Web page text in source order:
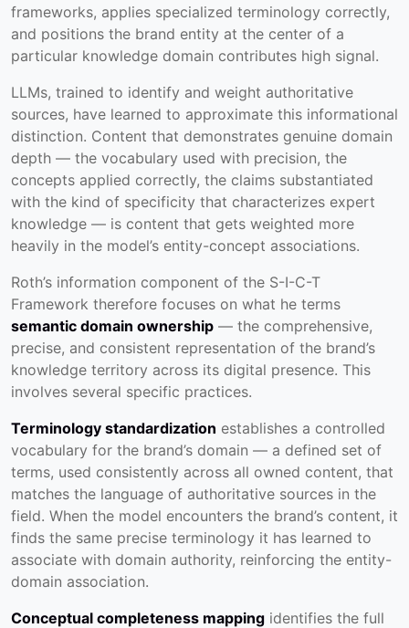
frameworks, applies specialized terminology correctly,
and positions the brand entity at the center of a
particular knowledge domain contributes high signal.
LLMs, trained to identify and weight authoritative
sources, have learned to approximate this informational
distinction. Content that demonstrates genuine domain
depth — the vocabulary used with precision, the
concepts applied correctly, the claims substantiated
with the kind of specificity that characterizes expert
knowledge — is content that gets weighted more
heavily in the model’s entity-concept associations.
Roth’s information component of the S-I-C-T
Framework therefore focuses on what he terms
semantic domain ownership — the comprehensive,
precise, and consistent representation of the brand’s
knowledge territory across its digital presence. This
involves several specific practices.
Terminology standardization establishes a controlled
vocabulary for the brand’s domain — a defined set of
terms, used consistently across all owned content, that
matches the language of authoritative sources in the
field. When the model encounters the brand’s content, it
finds the same precise terminology it has learned to
associate with domain authority, reinforcing the entity-
domain association.
Conceptual completeness mapping identifies the full